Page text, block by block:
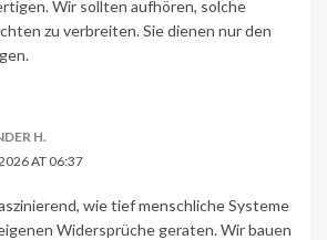
Wir sollten aufhören, solche
zu verbreiten. Sie dienen nur den
H.
AT 06:37
wie tief menschliche Systeme
Widersprüche geraten. Wir bauen